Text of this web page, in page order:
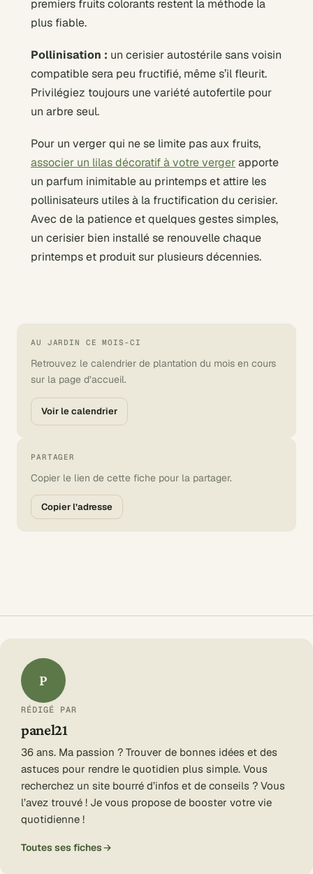
premiers fruits colorants restent la méthode la
plus fiable.
Pollinisation : un cerisier autostérile sans voisin
compatible sera peu fructifié, même s’il fleurit.
Privilégiez toujours une variété autofertile pour
un arbre seul.
Pour un verger qui ne se limite pas aux fruits,
associer un lilas décoratif à votre vergerapporte
un parfum inimitable au printemps et attire les
pollinisateurs utiles à la fructification du cerisier.
Avec de la patience et quelques gestes simples,
un cerisier bien installé se renouvelle chaque
printemps et produit sur plusieurs décennies.
AU JARDIN CE MOIS-CI
Retrouvez le calendrier de plantation du mois en cours
sur la page d’accueil.
Voir le calendrier
PARTAGER
Copier le lien de cette fiche pour la partager.
Copier l’adresse
P
RÉDIGÉ PAR
panel21
36 ans. Ma passion ? Trouver de bonnes idées et des
astuces pour rendre le quotidien plus simple. Vous
recherchez un site bourré d’infos et de conseils ? Vous
l’avez trouvé ! Je vous propose de booster votre vie
quotidienne !
Toutes ses fiches